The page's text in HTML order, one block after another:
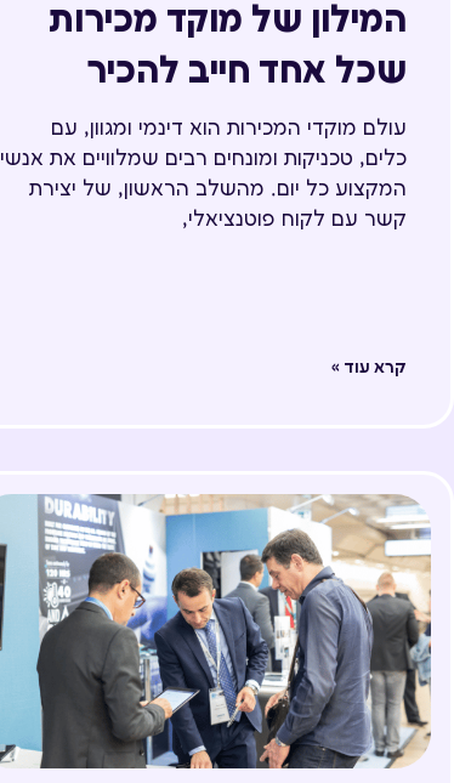
המילון של מוקד מכירות
שכל אחד חייב להכיר
עולם מוקדי המכירות הוא דינמי ומגוון, עם
כלים, טכניקות ומונחים רבים שמלוויים את אנשי
המקצוע כל יום. מהשלב הראשון, של יצירת
קשר עם לקוח פוטנציאלי,
קרא עוד »